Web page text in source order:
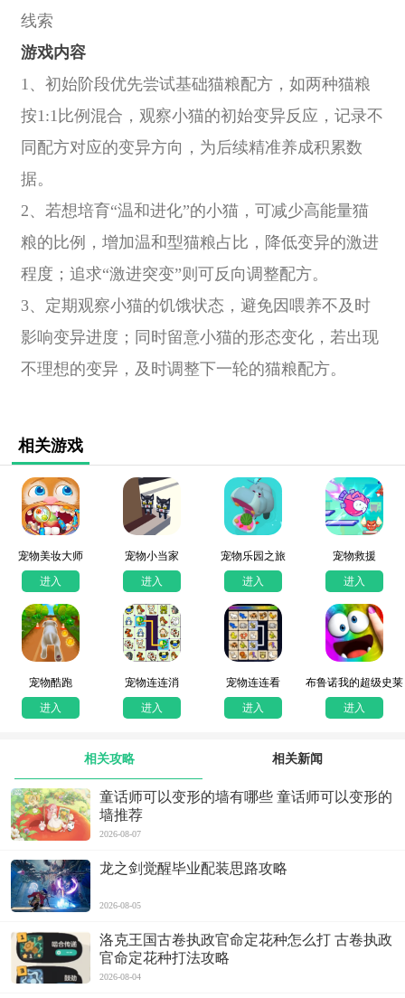
线索
游戏内容
1、初始阶段优先尝试基础猫粮配方，如两种猫粮
按1:1比例混合，观察小猫的初始变异反应，记录不
同配方对应的变异方向，为后续精准养成积累数
据。
2、若想培育“温和进化”的小猫，可减少高能量猫
粮的比例，增加温和型猫粮占比，降低变异的激进
程度；追求“激进突变”则可反向调整配方。
3、定期观察小猫的饥饿状态，避免因喂养不及时
影响变异进度；同时留意小猫的形态变化，若出现
不理想的变异，及时调整下一轮的猫粮配方。
相关游戏
宠物美妆大师
进入
宠物小当家
进入
宠物乐园之旅
进入
宠物救援
进入
宠物酷跑
进入
宠物连连消
进入
宠物连连看
进入
布鲁诺我的超级史莱
姆宠物
进入
相关攻略 相关新闻
童话师可以变形的墙有哪些 童话师可以变形的
墙推荐
2026-08-07
龙之剑觉醒毕业配装思路攻略
2026-08-05
洛克王国古卷执政官命定花种怎么打 古卷执政
官命定花种打法攻略
2026-08-04